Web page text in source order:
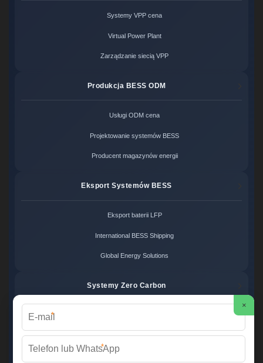
Systemy VPP cena
Virtual Power Plant
Zarządzanie siecią VPP
Produkcja BESS ODM
Usługi ODM cena
Projektowanie systemów BESS
Producent magazynów energii
Eksport Systemów BESS
Eksport baterii LFP
International BESS Shipping
Global Energy Solutions
Systemy Zero Carbon
Zero Carbon Energy
Ekologiczne rozwiązania OZE
×
*
*